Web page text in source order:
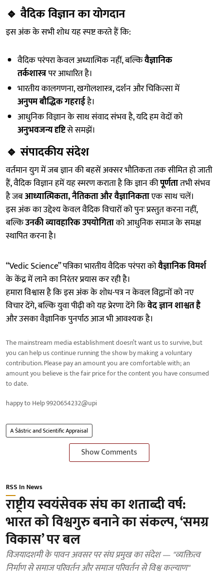
🔹वैदिक विज्ञान का योगदान
इस अंक के सभी शोध यह स्पष्ट करते हैं कि:
वैदिक परंपरा केवल अध्यात्मिक नहीं, बल्किवैज्ञानिक
तर्कशास्त्रपर आधारित है।
भारतीय कालगणना, खगोलशास्त्र, दर्शन और चिकित्सा में
अनुपम बौद्धिक गहराईहै।
आधुनिक विज्ञान के साथ संवाद संभव है, यदि हम वेदों को
अनुभवजन्य दृष्टिसे समझें।
🔹संपादकीय संदेश
वर्तमान युग में जब ज्ञान की बहसें अक्सर भौतिकता तक सीमित हो जाती
हैं, वैदिक विज्ञान हमें यह स्मरण कराता है कि ज्ञान कीपूर्णतातभी संभव
है जबआध्यात्मिकता, नैतिकता और वैज्ञानिकताएक साथ चलें।
इस अंक का उद्देश्य केवल वैदिक विचारों को पुनः प्रस्तुत करना नहीं,
बल्किउनकी व्यावहारिक उपयोगिताको आधुनिक समाज के समक्ष
स्थापित करना है।
“Vedic Science” पत्रिका भारतीय वैदिक परंपरा कोवैज्ञानिक विमर्श
के केंद्र में लाने का निरंतर प्रयास कर रही है।
हमारा विश्वास है कि इस अंक के शोध-पत्र न केवल विद्वानों को नए
विचार देंगे, बल्कि युवा पीढ़ी को यह प्रेरणा देंगे किवेद ज्ञान शाश्वत है
और उसका वैज्ञानिक पुनर्पाठ आज भी आवश्यक है।
The mainstream media establishment doesn’t want us to survive, but
you can help us continue running the show by making a voluntary
contribution. Please pay an amount you are comfortable with; an
amount you believe is the fair price for the content you have consumed
to date.
happy to Help 9920654232@upi
A Śāstric and Scientific Appraisal
Show Comments
RSS In News
राष्ट्रीय स्वयंसेवक संघ का शताब्दी वर्ष:
भारत को विश्वगुरु बनाने का संकल्प, ‘समग्र
विकास’ पर बल
विजयादशमी के पावन अवसर पर संघ प्रमुख का संदेश — "व्यक्तित्व
निर्माण से समाज परिवर्तन और समाज परिवर्तन से विश्व कल्याण"